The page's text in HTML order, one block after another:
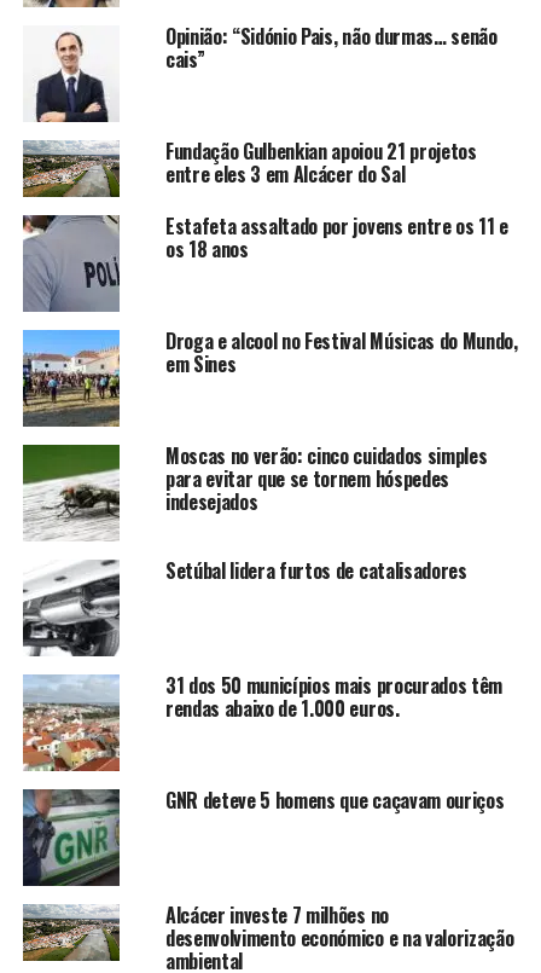
Opinião: “Sidónio Pais, não durmas… senão
cais”
Fundação Gulbenkian apoiou 21 projetos
entre eles 3 em Alcácer do Sal
Estafeta assaltado por jovens entre os 11 e
os 18 anos
Droga e alcool no Festival Músicas do Mundo,
em Sines
Moscas no verão: cinco cuidados simples
para evitar que se tornem hóspedes
indesejados
Setúbal lidera furtos de catalisadores
31 dos 50 municípios mais procurados têm
rendas abaixo de 1.000 euros.
GNR deteve 5 homens que caçavam ouriços
Alcácer investe 7 milhões no
desenvolvimento económico e na valorização
ambiental